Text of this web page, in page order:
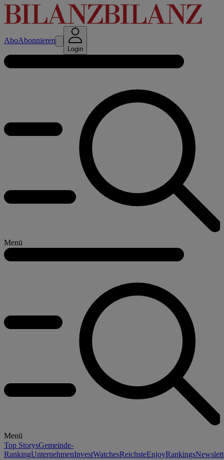
AboAbonnieren
Login
Menü
Menü
Top StorysGemeinde-
RankingUnternehmenInvestWatchesReichsteEnjoyRankings